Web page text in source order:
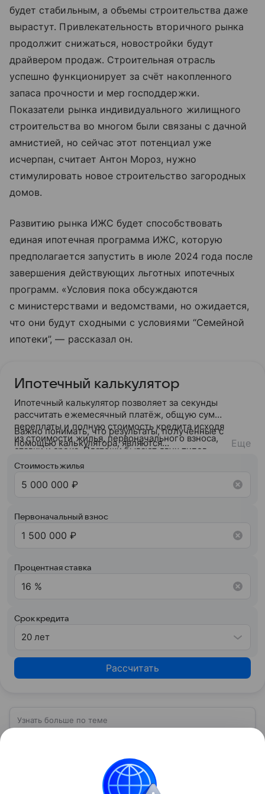
будет стабильным, а объемы строительства даже
вырастут. Привлекательность вторичного рынка
продолжит снижаться, новостройки будут
драйвером продаж. Строительная отрасль
успешно функционирует за счёт накопленного
запаса прочности и мер господдержки.
Показатели рынка индивидуального жилищного
строительства во многом были связаны с дачной
амнистией, но сейчас этот потенциал уже
исчерпан, считает Антон Мороз, нужно
стимулировать новое строительство загородных
домов.
Развитию рынка ИЖС будет способствовать
единая ипотечная программа ИЖС, которую
предполагается запустить в июле 2024 года после
завершения действующих льготных ипотечных
программ. «Условия пока обсуждаются
с министерствами и ведомствами, но ожидается,
что они будут сходными с условиями “Семейной
ипотеки”, — рассказал он.
Ипотечный калькулятор
Ипотечный калькулятор позволяет за секунды
рассчитать ежемесячный платёж, общую сумму
переплаты и полную стоимость кредита исходя
из стоимости жилья, первоначального взноса,
ставки и срока. Платежи бывают двух типов —
аннуитетный (фиксированный на весь срок) или
Важно понимать, что результаты, полученные с
помощью калькулятора, являются
ознакомится с вашей кредитной историей и
кредитного потенциала предложит точные
Еще
Стоимость жилья
Первоначальный взнос
Процентная ставка
Срок кредита
20 лет
Рассчитать
Узнать больше по теме
Перед выпуском новой продукции важно
проанализировать спрос, так как именно
он определяет объем производства и цену товара.